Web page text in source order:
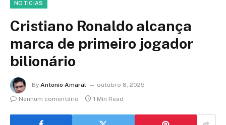
NOTICIAS
Cristiano Ronaldo alcança
marca de primeiro jogador
bilionário
By Antonio Amaral
outubro 8, 2025
Nenhum comentário
1 Min Read